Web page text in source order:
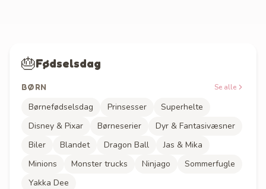
🎂Fødselsdag
BØRN Se alle
Børnefødselsdag Prinsesser
Superhelte
Disney & Pixar
Børneserier
Dyr & Fantasivæsner
Biler
Blandet Dragon Ball
Jas & Mika
Minions
Monster trucks Ninjago
Sommerfugle
Yakka Dee